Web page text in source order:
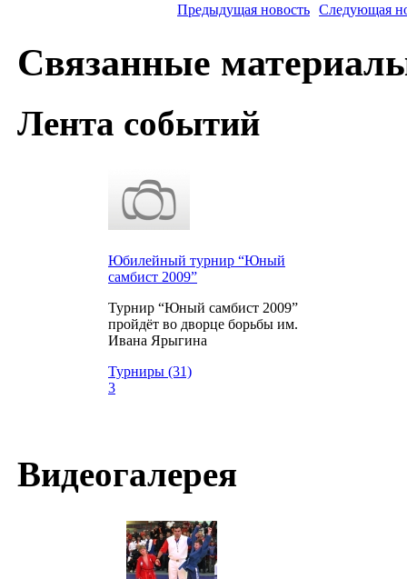
Предыдущая новость Следующая
Связанные
Лента событий
Юбилейный турнир “Юный
самбист 2009”
Турнир “Юный самбист 2009”
пройдёт во дворце борьбы им.
Ивана Ярыгина
Турниры (31)
3
Видеогалерея